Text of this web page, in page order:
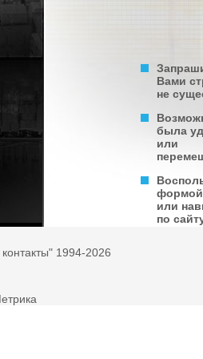
Вами
не
была
или
формой
или
по
1994-2026